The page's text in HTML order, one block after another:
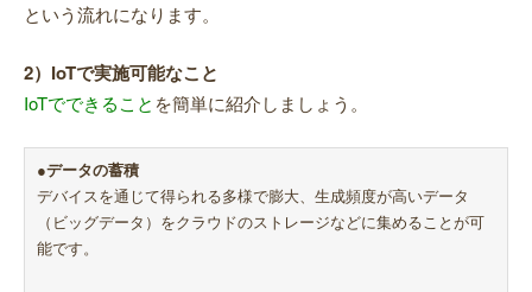
という流れになります。
2）IoTで実施可能なこと
IoTでできること を簡単に紹介しましょう。
●データの蓄積
デバイスを通じて得られる多様で膨大、生成頻度が高いデータ
（ビッグデータ）をクラウドのストレージなどに集めることが可
能です。